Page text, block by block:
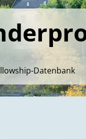
Datenbank